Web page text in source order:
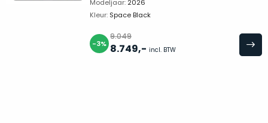
Modeljaar: 2026
Kleur: Space Black
-3%
9.049
8.749,- incl. BTW
topconditie:
Vrijwel
altijd
100%